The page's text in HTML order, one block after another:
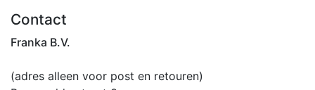
Contact
Franka B.V.
(adres alleen voor post en retouren)